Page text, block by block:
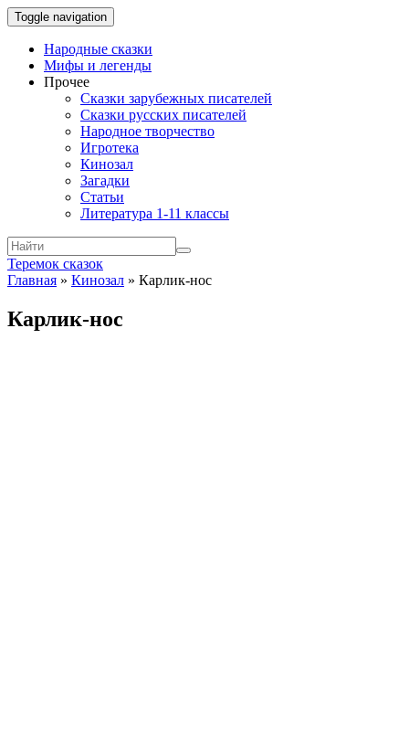
Toggle navigation
Народные сказки
Мифы и легенды
Прочее
Сказки зарубежных писателей
Сказки русских писателей
Народное творчество
Игротека
Кинозал
Загадки
Статьи
Литература 1-11 классы
Теремок сказок
Главная » Кинозал » Карлик-нос
Карлик-нос